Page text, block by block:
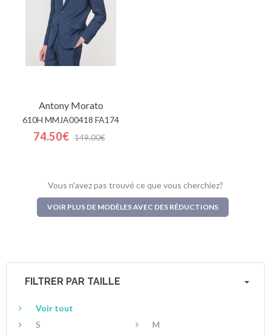
Antony Morato
610H MMJA00418 FA174
74.50€ 149.00€
Vous n'avez pas trouvé ce que vous cherchiez?
VOIR PLUS DE MODÈLES AVEC DES RÉDUCTIONS
FILTRER PAR TAILLE
Voir tout
S
M